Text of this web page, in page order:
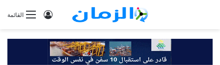
القائمةتسجيل